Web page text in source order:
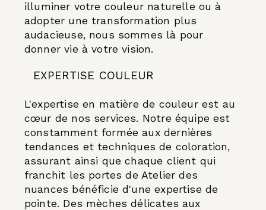
illuminer votre couleur naturelle ou à
adopter une transformation plus
audacieuse, nous sommes là pour
donner vie à votre vision.
EXPERTISE COULEUR
L'expertise en matière de couleur est au
cœur de nos services. Notre équipe est
constamment formée aux dernières
tendances et techniques de coloration,
assurant ainsi que chaque client qui
franchit les portes de Atelier des
nuances bénéficie d'une expertise de
pointe. Des mèches délicates aux